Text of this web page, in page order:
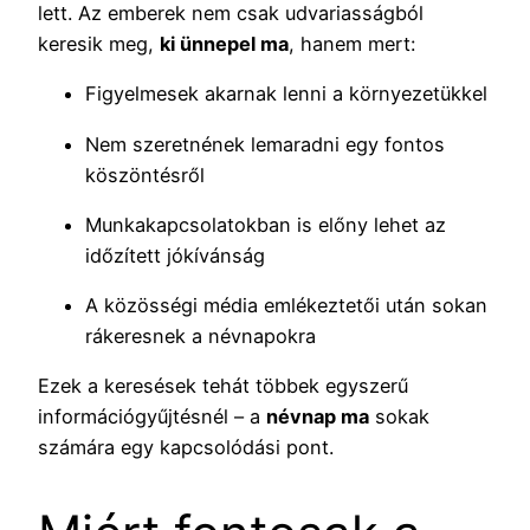
lett. Az emberek nem csak udvariasságból
keresik meg, ki ünnepel ma, hanem mert:
Figyelmesek akarnak lenni a környezetükkel
Nem szeretnének lemaradni egy fontos
köszöntésről
Munkakapcsolatokban is előny lehet az
időzített jókívánság
A közösségi média emlékeztetői után sokan
rákeresnek a névnapokra
Ezek a keresések tehát többek egyszerű
információgyűjtésnél – a névnap ma sokak
számára egy kapcsolódási pont.